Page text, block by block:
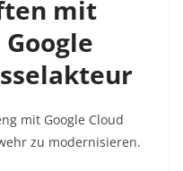
mit
mit Google Cloud
zu modernisieren.